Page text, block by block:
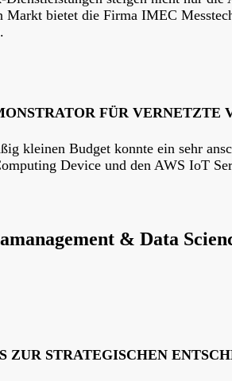
Markt bietet die Firma IMEC
FÜR VERNETZTE
kleinen Budget konnte ein sehr
Device und den AWS IoT
& Data
ZUR STRATEGISCHEN